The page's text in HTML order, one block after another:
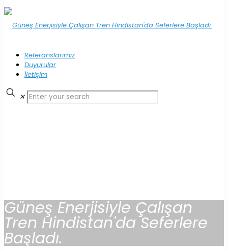
Referanslarımız
Duyurular
İletişim
✕
Güneş Enerjisiyle Çalışan
Tren Hindistan'da Seferlere
Başladı.